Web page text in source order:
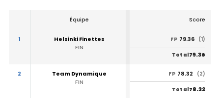
Équipe Score
1
Helsinki Finettes
FIN
FP 79.36 (1)
Total79.36
2
Team Dynamique
FIN
FP 78.32 (2)
Total78.32